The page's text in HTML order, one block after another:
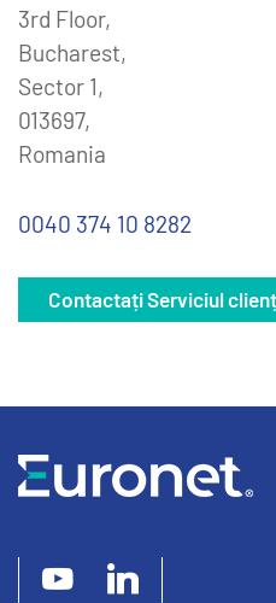
3rd Floor,
Bucharest,
Sector 1,
013697,
Romania
0040 374 10 8282
Contactați Serviciul